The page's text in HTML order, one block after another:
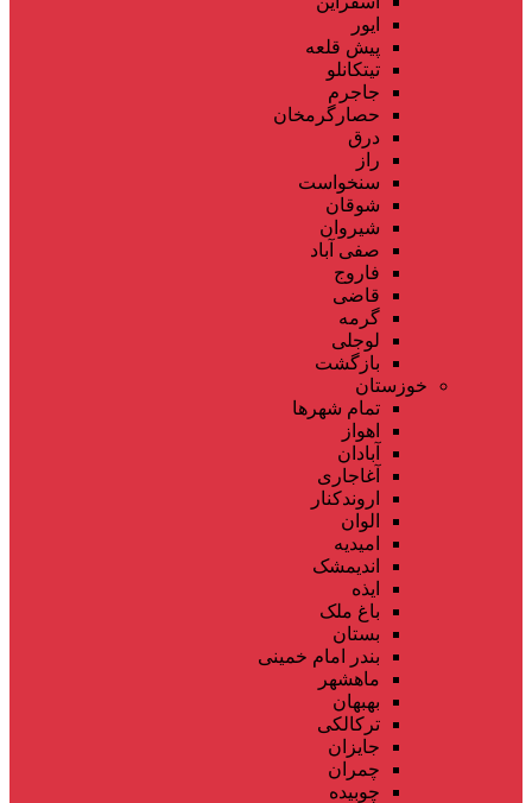
ایور
پیش قلعه
تیتکانلو
جاجرم
حصارگرمخان
درق
راز
سنخواست
شوقان
شیروان
صفی آباد
فاروج
قاضی
گرمه
لوجلی
بازگشت
خوزستان
تمام شهر‌ها
اهواز
آبادان
آغاجاری
اروندکنار
الوان
امیدیه
اندیمشک
ایذه
باغ ملک
بستان
بندر امام خمینی
ماهشهر
بهبهان
ترکالکی
جایزان
چمران
چوبیده